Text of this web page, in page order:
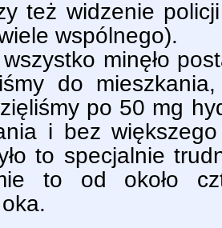
też widzenie
wspólnego).
minęło
do
po 50 mg
i bez
to specjalnie
to od około